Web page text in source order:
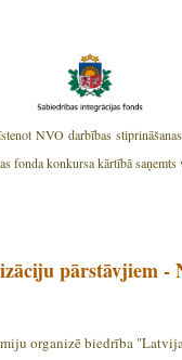
NVO darbības
fonda konkursa kārtībā
pārstāvjiem
organizē biedrība